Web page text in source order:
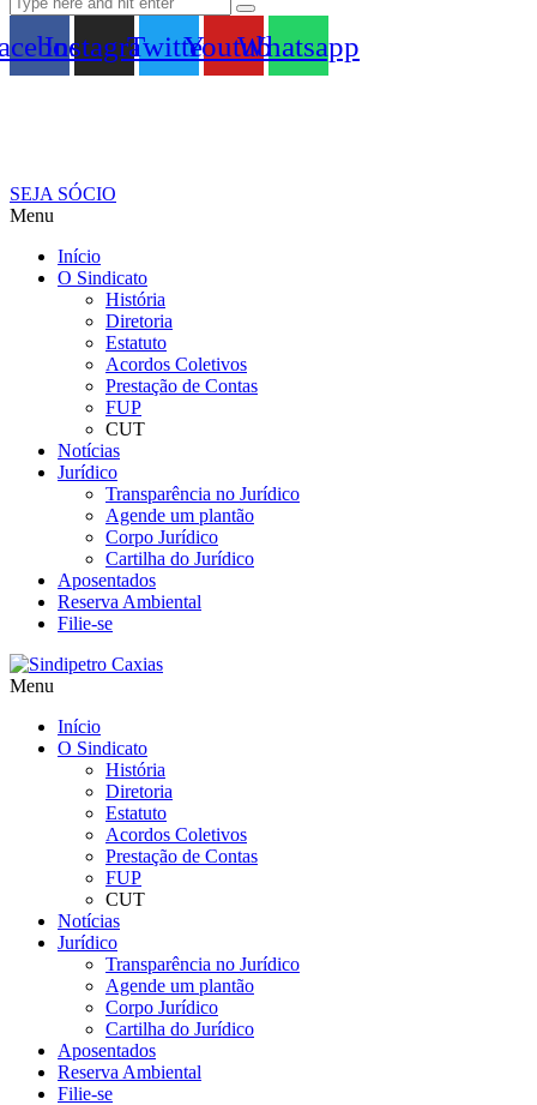
InstagramTwitterYoutubeWhatsapp
SEJA SÓCIO
Menu
Início
O Sindicato
História
Diretoria
Estatuto
Acordos Coletivos
Prestação de Contas
FUP
CUT
Notícias
Jurídico
Transparência no Jurídico
Agende um plantão
Corpo Jurídico
Cartilha do Jurídico
Aposentados
Reserva Ambiental
Filie-se
Menu
Início
O Sindicato
História
Diretoria
Estatuto
Acordos Coletivos
Prestação de Contas
FUP
CUT
Notícias
Jurídico
Transparência no Jurídico
Agende um plantão
Corpo Jurídico
Cartilha do Jurídico
Aposentados
Reserva Ambiental
Filie-se